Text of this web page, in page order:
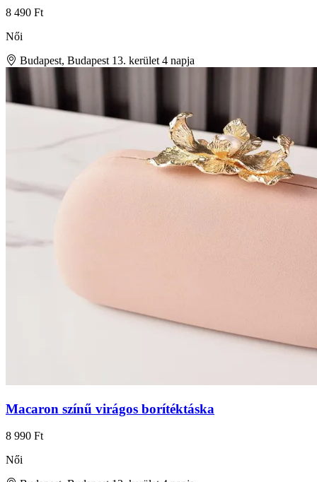
8 490 Ft
Női
Budapest, Budapest 13. kerület 4 napja
Macaron színű virágos borítéktáska
8 990 Ft
Női